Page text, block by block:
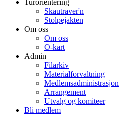
Skautraver'n
Stolpejakten
Om oss
Om oss
O-kart
Admin
Filarkiv
Materialforvaltning
Medlemsadministrasjon
Arrangement
Utvalg og komiteer
Bli medlem